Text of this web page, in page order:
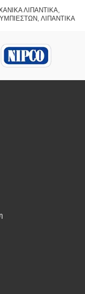
ΛΙΠΑΝΤΙΚΑ,
, ΛΙΠΑΝΤΙΚΑ